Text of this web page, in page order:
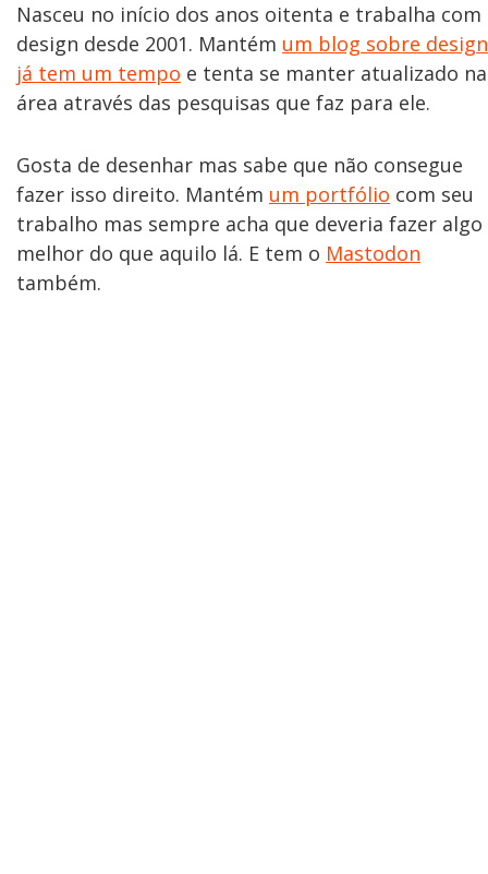
Nasceu no início dos anos oitenta e trabalha com
design desde 2001. Mantém um blog sobre design
já tem um tempo e tenta se manter atualizado na
área através das pesquisas que faz para ele.
Gosta de desenhar mas sabe que não consegue
fazer isso direito. Mantém um portfólio com seu
trabalho mas sempre acha que deveria fazer algo
melhor do que aquilo lá. E tem o Mastodon
também.